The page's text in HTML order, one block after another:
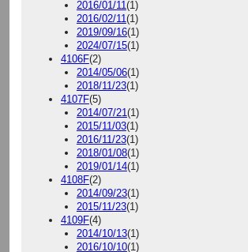
2016/01/11(1)
2016/02/11(1)
2019/09/16(1)
2024/07/15(1)
4106F(2)
2014/05/06(1)
2018/11/23(1)
4107F(5)
2014/07/21(1)
2015/11/03(1)
2016/11/23(1)
2018/01/08(1)
2019/01/14(1)
4108F(2)
2014/09/23(1)
2015/11/23(1)
4109F(4)
2014/10/13(1)
2016/10/10(1)